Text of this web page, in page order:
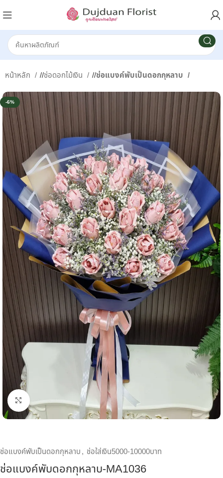
หน้าหลัก / ช่อดอกไม้เงิน / ช่อแบงค์พับเป็นดอกกุหลาบ
-6%
คลิกเพื่อขยาย
ช่อแบงค์พับเป็นดอกกุหลาบ, ช่อใส่เงิน5000-10000บาท
ช่อแบงค์พับดอกกุหลาบ-MA1036